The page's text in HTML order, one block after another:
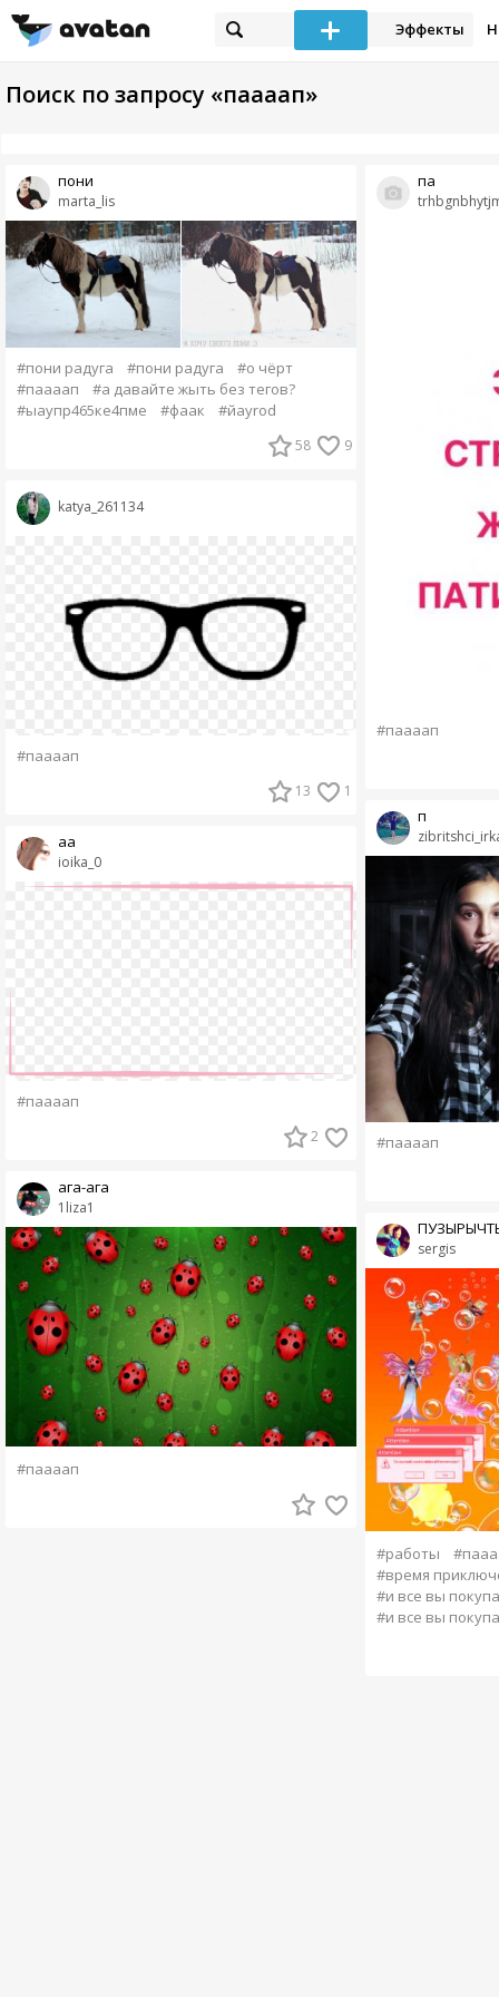
Эффекты
Поиск по запросу «паааап»
marta_lis
пони
#пони радуга #пони радуга
#о чёрт
#паааап
#а давайте жыть без тегов?
#ыаупр465ке4пме
#фаак #йаyrod
58 9
katya_261134
#паааап
13 1
ioika_0
аа
#паааап
2
1liza1
ага-ага
#паааап
па
#паааап
п
#паааап
sergis
#работы
#время
#и все вы
#и все вы